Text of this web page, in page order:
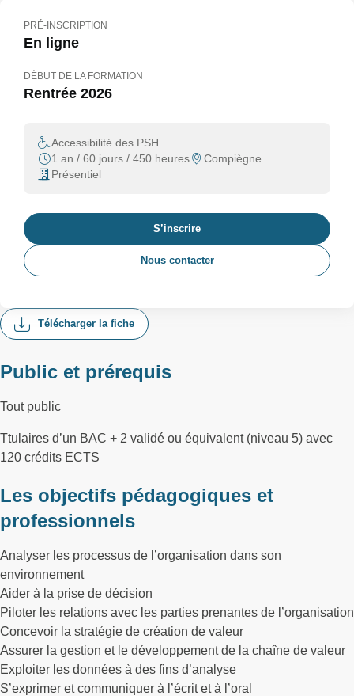
Télécharger la fiche
Public et prérequis
Tout public
Ttulaires d’un BAC + 2 validé ou équivalent (niveau 5) avec
120 crédits ECTS
Les objectifs pédagogiques et
professionnels
Analyser les processus de l’organisation dans son
environnement
Aider à la prise de décision
Piloter les relations avec les parties prenantes de l’organisation
Concevoir la stratégie de création de valeur
Assurer la gestion et le développement de la chaîne de valeur
Exploiter les données à des fins d’analyse
S’exprimer et communiquer à l’écrit et à l’oral
PRÉ-INSCRIPTION
En ligne
DÉBUT DE LA FORMATION
Rentrée 2026
Accessibilité des PSH
1 an / 60 jours / 450 heures
Compiègne
Présentiel
S’inscrire
Nous contacter